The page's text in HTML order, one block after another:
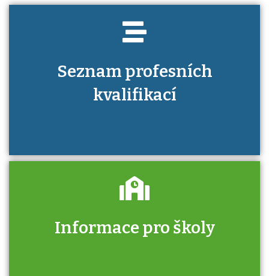
Seznam profesních
kvalifikací
Informace pro školy
Zjistěte, jak se přihlásit ke zkoušce a kde